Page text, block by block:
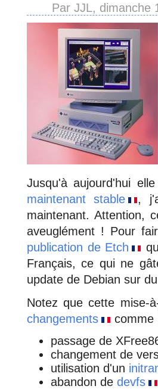
Par JJL, dimanche
Jusqu'à aujourd'hui
maintenant stable
,
maintenant. Attention,
aveuglément ! Pour
publication de Etch
Français, ce qui ne
update de Debian sur
Notez que cette mise-
changements
comme
passage de
changement de
utilisation d'un
abandon de devfs